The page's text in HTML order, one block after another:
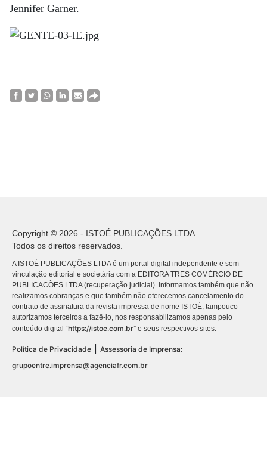
Jennifer Garner.
Copyright © 2026 - ISTOÉ PUBLICAÇÕES LTDA
Todos os direitos reservados.
A ISTOÉ PUBLICAÇÕES LTDA é um portal digital independente e sem
vinculação editorial e societária com a EDITORA TRES COMÉRCIO DE
PUBLICACÕES LTDA (recuperação judicial). Informamos também que não
realizamos cobranças e que também não oferecemos cancelamento do
contrato de assinatura da revista impressa de nome ISTOÉ, tampouco
autorizamos terceiros a fazê-lo, nos responsabilizamos apenas pelo
conteúdo digital “https://istoe.com.br” e seus respectivos sites.
Política de Privacidade | Assessoria de Imprensa:
grupoentre.imprensa@agenciafr.com.br